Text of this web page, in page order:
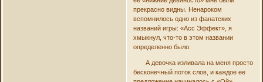
прекрасно видны. Ненароком
вспомнилось одно из фанатских
названий игры: «Асс Эффект», я
хмыкнул, что-то в этом названии
определенно было.
А девочка изливала на меня просто
бесконечный поток слов, и каждое ее